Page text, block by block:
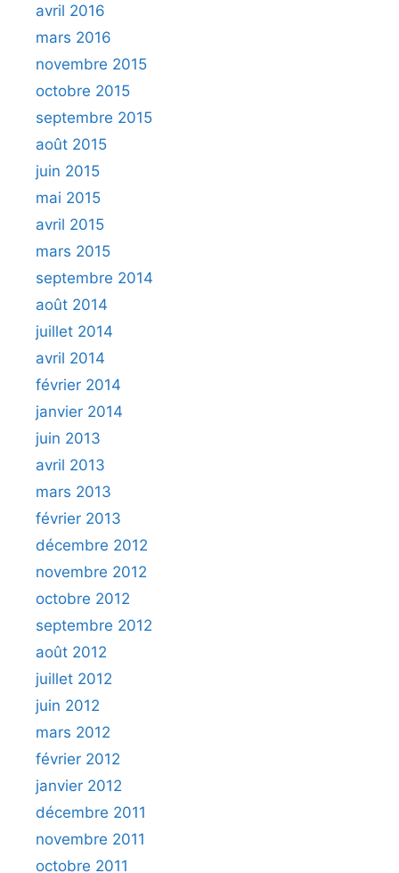
avril 2016
mars 2016
novembre 2015
octobre 2015
septembre 2015
août 2015
juin 2015
mai 2015
avril 2015
mars 2015
septembre 2014
août 2014
juillet 2014
avril 2014
février 2014
janvier 2014
juin 2013
avril 2013
mars 2013
février 2013
décembre 2012
novembre 2012
octobre 2012
septembre 2012
août 2012
juillet 2012
juin 2012
mars 2012
février 2012
janvier 2012
décembre 2011
novembre 2011
octobre 2011